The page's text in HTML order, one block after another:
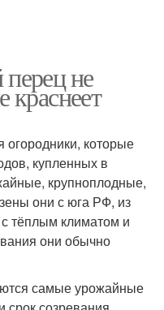
не
краснеет
огородники, которые
купленных в
крупноплодные,
они с юга РФ, из
тёплым климатом и
они обычно
самые урожайные